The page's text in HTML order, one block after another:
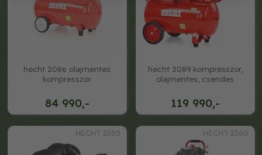
84 990,-
hecht 2086 olajmentes
kompresszor
119 990,-
hecht 2089 kompresszor,
olajmentes, csendes
HECHT 2355 HECHT 2360